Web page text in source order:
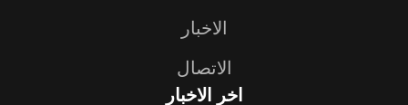
الاخبار
الاتصال
اخر الاخبار